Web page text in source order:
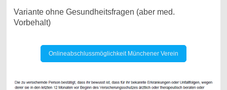
Variante ohne Gesundheitsfragen (aber med.
Vorbehalt)
Onlineabschlussmöglichkeit Münchener Verein